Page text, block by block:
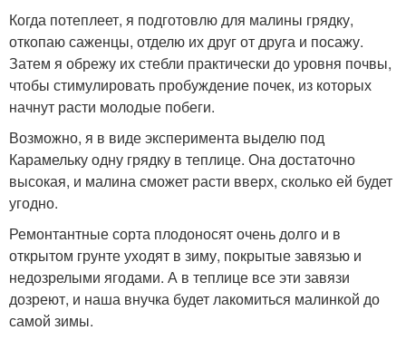
Когда потеплеет, я подготовлю для малины грядку,
откопаю саженцы, отделю их друг от друга и посажу.
Затем я обрежу их стебли практически до уровня почвы,
чтобы стимулировать пробуждение почек, из которых
начнут расти молодые побеги.
Возможно, я в виде эксперимента выделю под
Карамельку одну грядку в теплице. Она достаточно
высокая, и малина сможет расти вверх, сколько ей будет
угодно.
Ремонтантные сорта плодоносят очень долго и в
открытом грунте уходят в зиму, покрытые завязью и
недозрелыми ягодами. А в теплице все эти завязи
дозреют, и наша внучка будет лакомиться малинкой до
самой зимы.